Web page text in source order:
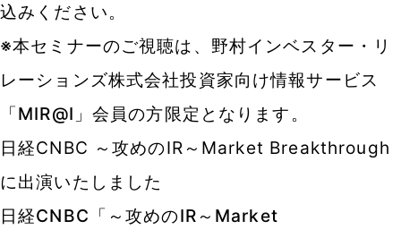
込みください。
※本セミナーのご視聴は、野村インベスター・リ
レーションズ株式会社投資家向け情報サービス
「MIR@I」会員の方限定となります。
日経CNBC ～攻めのIR～Market Breakthrough
に出演いたしました
日経CNBC「～攻めのIR～Market